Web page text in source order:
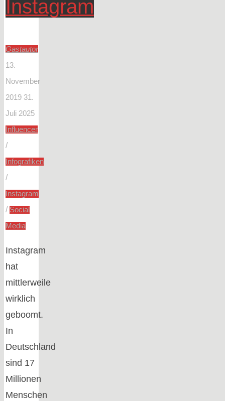
Instagram
Gastautor
13.
November
2019 31.
Juli 2025
Influencer
/
Infografiken
/
Instagram
/ Social
Media
Instagram
hat
mittlerweile
wirklich
geboomt.
In
Deutschland
sind 17
Millionen
Menschen